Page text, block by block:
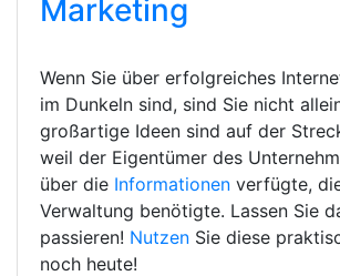
Marketing
Wenn Sie über erfolgreiches
im Dunkeln sind, sind Sie nicht
großartige Ideen sind auf der
weil der Eigentümer des
über die Informationen verfügte,
Verwaltung benötigte. Lassen Sie
passieren! Nutzen Sie diese
noch heute!